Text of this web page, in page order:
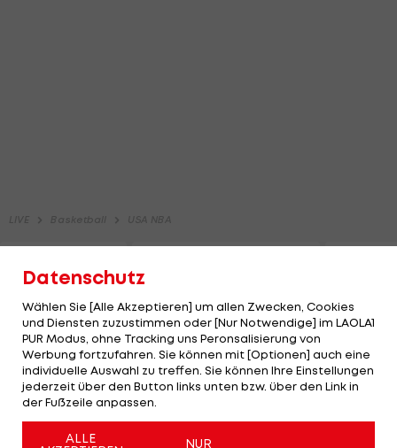
Datenschutz
Wählen Sie [Alle Akzeptieren] um allen Zwecken, Cookies
und Diensten zuzustimmen oder [Nur Notwendige] im LAOLA1
PUR Modus, ohne Tracking uns Peronsalisierung von
Werbung fortzufahren. Sie können mit [Optionen] auch eine
individuelle Auswahl zu treffen. Sie können Ihre Einstellungen
jederzeit über den Button links unten bzw. über den Link in
der Fußzeile anpassen.
ALLE
NUR